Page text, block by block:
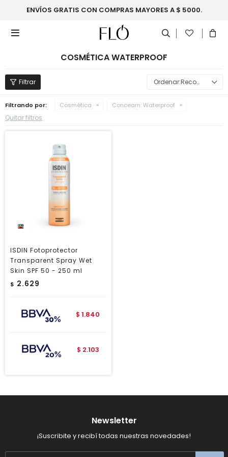
ENVÍOS GRATIS CON COMPRAS MAYORES A $ 5000.

COSMÉTICA WATERPROOF
Recomendados
Filtrando por: Cosmética Concearn:Waterproof
Quitar filtros
ISDIN Fotoprotector
Transparent Spray Wet
Skin SPF 50 - 250 ml
$ 2.629
$ 1.840
$ 2.103
Newsletter
¡Suscribite y recibí todas nuestras novedades!